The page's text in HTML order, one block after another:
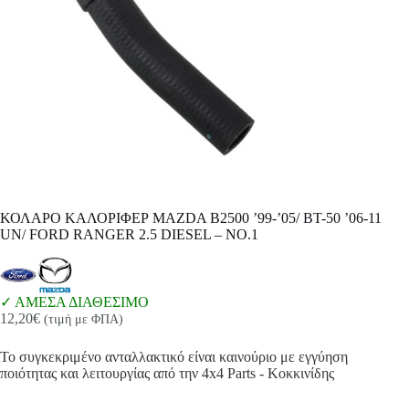
ΚΟΛΑΡΟ ΚΑΛΟΡΙΦΕΡ MAZDA B2500 ’99-’05/ BT-50 ’06-11
UN/ FORD RANGER 2.5 DIESEL – NO.1
ΑΜΕΣΑ ΔΙΑΘΕΣΙΜΟ
12,20€ (τιμή με ΦΠΑ)
Το συγκεκριμένο ανταλλακτικό είναι καινούριο με εγγύηση
ποιότητας και λειτουργίας από την 4x4 Parts - Κοκκινίδης